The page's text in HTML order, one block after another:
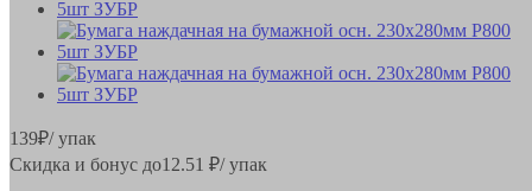
139₽/ упак
Скидка и бонус до12.51 ₽/ упак